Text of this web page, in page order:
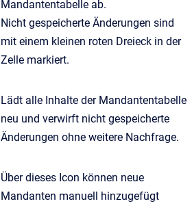
Mandantentabelle ab.
Nicht gespeicherte Änderungen sind
mit einem kleinen roten Dreieck in der
Zelle markiert.
Lädt alle Inhalte der Mandantentabelle
neu und verwirft nicht gespeicherte
Änderungen ohne weitere Nachfrage.
Über dieses Icon können neue
Mandanten manuell hinzugefügt